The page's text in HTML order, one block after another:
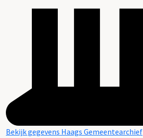
Bekijk gegevens Haags Gemeentearchief